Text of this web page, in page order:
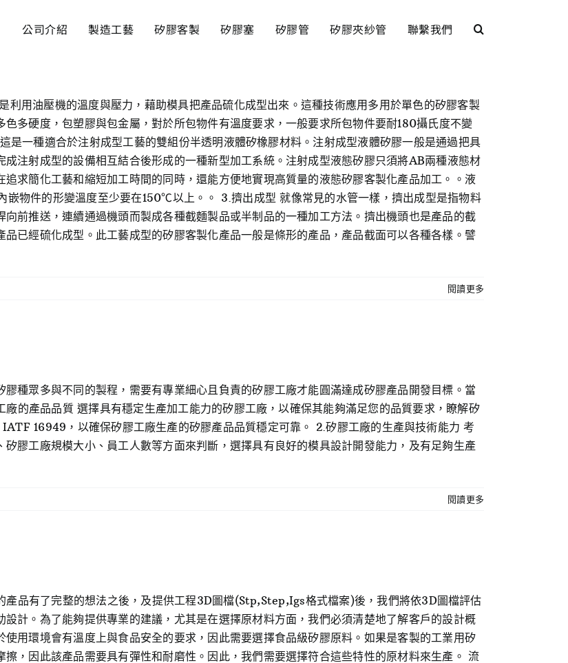
公司介紹 製造工藝 矽膠客製 矽膠塞 矽膠管 矽膠夾紗管 聯繫我們
利用油壓機的溫度與壓力，藉助模具把產品硫化成型出來。這種技術應用多用於單色的矽膠客製
多硬度，包塑膠與包金屬，對於所包物件有溫度要求，一般要求所包物件要耐180攝氏度不變
一種適合於注射成型工藝的雙組份半透明液體矽橡膠材料。注射成型液體矽膠一般是通過把具
注射成型的設備相互結合後形成的一種新型加工系統。注射成型液態矽膠只須將AB兩種液態材
求簡化工藝和縮短加工時間的同時，還能方便地實現高質量的液態矽膠客製化產品加工。。液
物件的形變溫度至少要在150℃以上。。 3.擠出成型 就像常見的水管一樣，擠出成型是指物料
前推送，連續通過機頭而製成各種截麵製品或半制品的一種加工方法。擠出機頭也是產品的截
已經硫化成型。此工藝成型的矽膠客製化產品一般是條形的產品，產品截面可以各種各樣。譬
閱讀更多
種眾多與不同的製程，需要有專業細心且負責的矽膠工廠才能圓滿達成矽膠產品開發目標。當
的產品品質 選擇具有穩定生產加工能力的矽膠工廠，以確保其能夠滿足您的品質要求，瞭解矽
16949，以確保矽膠工廠生產的矽膠產品品質穩定可靠。 2.矽膠工廠的生產與技術能力 考
膠工廠規模大小、員工人數等方面來判斷，選擇具有良好的模具設計開發能力，及有足夠生產
閱讀更多
產品有了完整的想法之後，及提供工程3D圖檔(Stp,Step,Igs格式檔案)後，我們將依3D圖檔評估
計。為了能夠提供專業的建議，尤其是在選擇原材料方面，我們必須清楚地了解客戶的設計概
用環境會有溫度上與食品安全的要求，因此需要選擇食品級矽膠原料。如果是客製的工業用矽
，因此該產品需要具有彈性和耐磨性。因此，我們需要選擇符合這些特性的原材料來生產。 流